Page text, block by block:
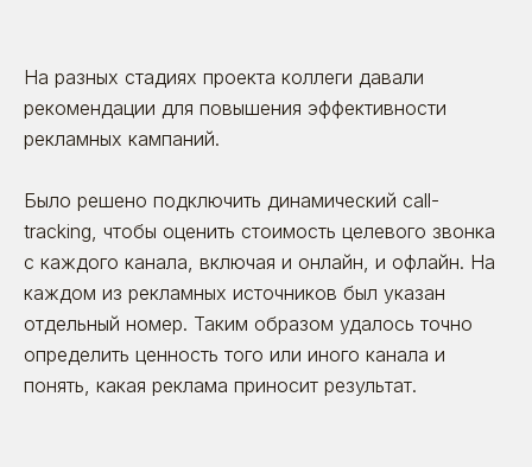
На разных стадиях проекта коллеги давали
рекомендации для повышения эффективности
рекламных кампаний.
Было решено подключить динамический call-
tracking, чтобы оценить стоимость целевого звонка
с каждого канала, включая и онлайн, и офлайн. На
каждом из рекламных источников был указан
отдельный номер. Таким образом удалось точно
определить ценность того или иного канала и
понять, какая реклама приносит результат.